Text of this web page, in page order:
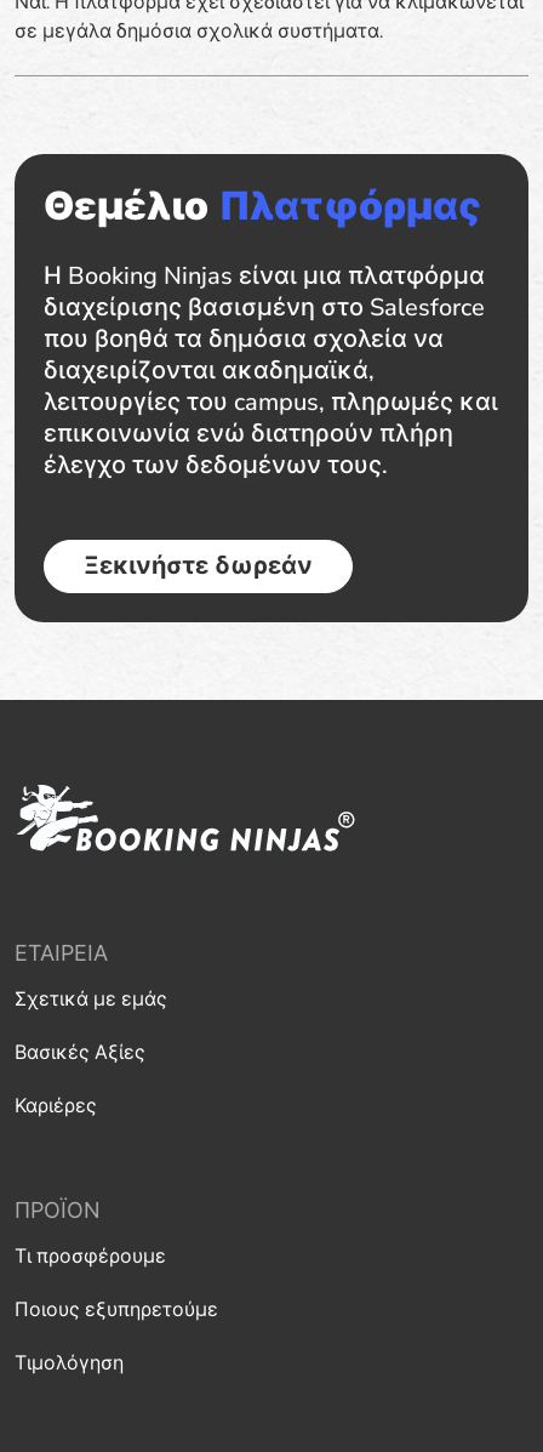
σε μεγάλα δημόσια σχολικά συστήματα.
Θεμέλιο Πλατφόρμας
Η Booking Ninjas είναι μια πλατφόρμα
διαχείρισης βασισμένη στο Salesforce
που βοηθά τα δημόσια σχολεία να
διαχειρίζονται ακαδημαϊκά,
λειτουργίες του campus, πληρωμές και
επικοινωνία ενώ διατηρούν πλήρη
έλεγχο των δεδομένων τους.
Ξεκινήστε δωρεάν
ΕΤΑΙΡΕΊΑ
Σχετικά με εμάς
Βασικές Αξίες
Καριέρες
ΠΡΟΪΌΝ
Τι προσφέρουμε
Ποιους εξυπηρετούμε
Τιμολόγηση